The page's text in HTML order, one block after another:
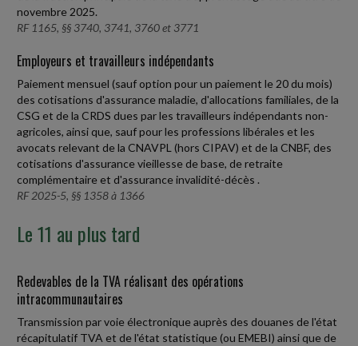
novembre 2025.
RF 1165, §§ 3740, 3741, 3760 et 3771
Employeurs et travailleurs indépendants
Paiement mensuel (sauf option pour un paiement le 20 du mois)
des cotisations d'assurance maladie, d'allocations familiales, de la
CSG et de la CRDS dues par les travailleurs indépendants non-
agricoles, ainsi que, sauf pour les professions libérales et les
avocats relevant de la CNAVPL (hors CIPAV) et de la CNBF, des
cotisations d'assurance vieillesse de base, de retraite
complémentaire et d'assurance invalidité-décès .
RF 2025-5, §§ 1358 à 1366
Le 11 au plus tard
Redevables de la TVA réalisant des opérations
intracommunautaires
Transmission par voie électronique auprès des douanes de l'état
récapitulatif TVA et de l'état statistique (ou EMEBI) ainsi que de